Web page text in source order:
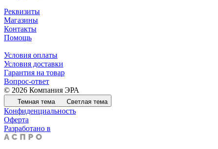
Реквизиты
Магазины
Контакты
Помощь
Условия оплаты
Условия доставки
Гарантия на товар
Вопрос-ответ
© 2026 Компания ЭРА
Темная тема Светлая тема
Конфиденциальность
Оферта
Разработано в